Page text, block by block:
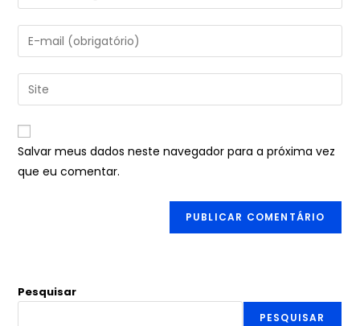
Salvar meus dados neste navegador para a próxima vez
que eu comentar.
Pesquisar
PESQUISAR